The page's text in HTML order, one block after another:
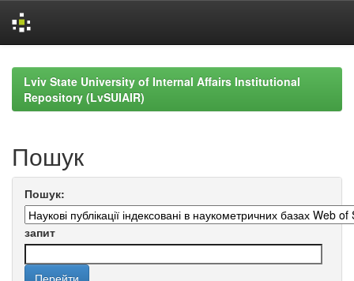
navigationLviv State University of Internal Affairs Institutional
Repository (LvSUIAIR)
Пошук
Пошук:
запит